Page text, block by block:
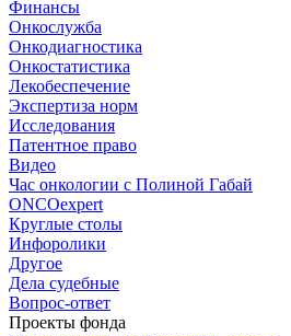
Финансы
Онкослужба
Онкодиагностика
Онкостатистика
Лекобеспечение
Экспертиза норм
Исследования
Патентное право
Видео
Час онкологии с Полиной Габай
ONCOexpert
Круглые столы
Инфоролики
Другое
Дела судебные
Вопрос-ответ
Проекты фонда